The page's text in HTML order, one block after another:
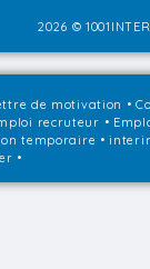
2026 ©
de motivation •
recruteur •
temporaire •
•